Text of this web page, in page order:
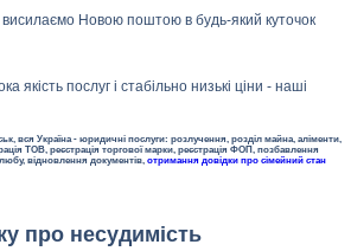
Новою поштою в будь-який куточок
якість послуг і стабільно низькі ціни - наші
вся Україна - юридичні послуги: розлучення, розділ майна, аліменти,
ТОВ, реєстрація торгової марки, реєстрація ФОП, позбавлення
відновлення документів, отримання довідки про сімейний стан
про несудимість